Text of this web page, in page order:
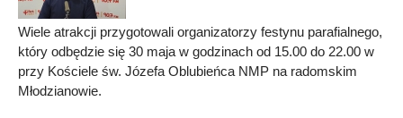
Wiele atrakcji przygotowali organizatorzy festynu parafialnego,
który odbędzie się 30 maja w godzinach od 15.00 do 22.00 w
przy Kościele św. Józefa Oblubieńca NMP na radomskim
Młodzianowie.